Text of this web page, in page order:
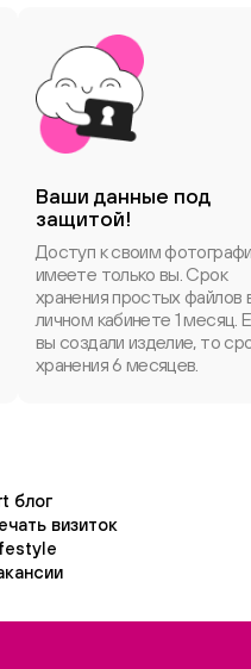
Ваши данные под
защитой!
Доступ к своим
имеете только вы. Срок
хранения простых файлов
личном кабинете 1 месяц.
вы создали изделие, то
хранения 6 месяцев.
блог
визиток